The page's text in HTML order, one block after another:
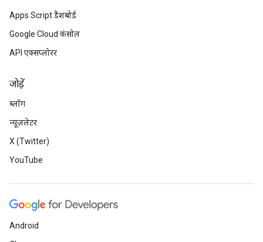
Apps Script डैशबोर्ड
Google Cloud कंसोल
API एक्सप्लोरर
जोड़ें
ब्लॉग
न्यूज़लेटर
X (Twitter)
YouTube
Android